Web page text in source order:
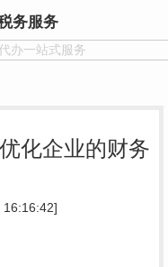
务服务
办一站式服务
化企业的财务
16:16:42]